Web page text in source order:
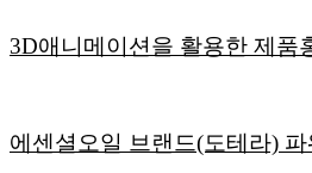
3D애니메이션을 활용한 제품
에센셜오일 브랜드(도테라)